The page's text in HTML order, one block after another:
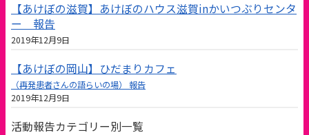
【あけぼの滋賀】あけぼのハウス滋賀inかいつぶりセンタ
ー 報告
2019年12月9日
【あけぼの岡山】ひだまりカフェ
（再発患者さんの語らいの場） 報告
2019年12月9日
活動報告カテゴリー別一覧